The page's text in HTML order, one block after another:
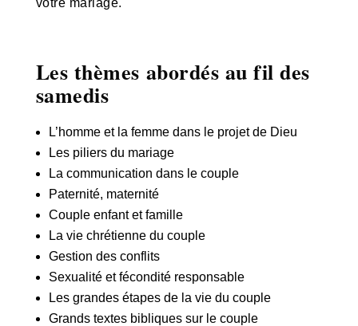
Les thèmes abordés au fil des
samedis
L’homme et la femme dans le projet de Dieu
Les piliers du mariage
La communication dans le couple
Paternité, maternité
Couple enfant et famille
La vie chrétienne du couple
Gestion des conflits
Sexualité et fécondité responsable
Les grandes étapes de la vie du couple
Grands textes bibliques sur le couple